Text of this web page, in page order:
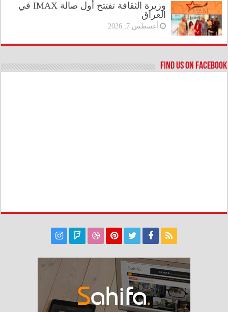
وزيرة الثقافة تفتتح أول صالة IMAX في
العراق
أغسطس 7, 2026
Find us on Facebook